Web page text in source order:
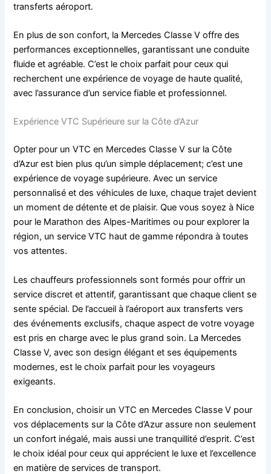
transferts aéroport.
En plus de son confort, la Mercedes Classe V offre des
performances exceptionnelles, garantissant une conduite
fluide et agréable. C’est le choix parfait pour ceux qui
recherchent une expérience de voyage de haute qualité,
avec l’assurance d’un service fiable et professionnel.
Expérience VTC Supérieure sur la Côte d’Azur
Opter pour un VTC en Mercedes Classe V sur la Côte
d’Azur est bien plus qu’un simple déplacement; c’est une
expérience de voyage supérieure. Avec un service
personnalisé et des véhicules de luxe, chaque trajet devient
un moment de détente et de plaisir. Que vous soyez à Nice
pour le Marathon des Alpes-Maritimes ou pour explorer la
région, un service VTC haut de gamme répondra à toutes
vos attentes.
Les chauffeurs professionnels sont formés pour offrir un
service discret et attentif, garantissant que chaque client se
sente spécial. De l’accueil à l’aéroport aux transferts vers
des événements exclusifs, chaque aspect de votre voyage
est pris en charge avec le plus grand soin. La Mercedes
Classe V, avec son design élégant et ses équipements
modernes, est le choix parfait pour les voyageurs
exigeants.
En conclusion, choisir un VTC en Mercedes Classe V pour
vos déplacements sur la Côte d’Azur assure non seulement
un confort inégalé, mais aussi une tranquillité d’esprit. C’est
le choix idéal pour ceux qui apprécient le luxe et l’excellence
en matière de services de transport.